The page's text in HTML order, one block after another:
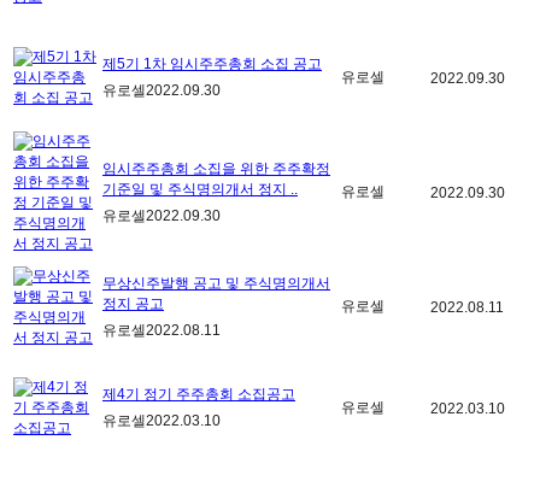
제5기 1차 임시주주총회 소집 공고
유로셀2022.09.30
유로셀 2022.09.30
임시주주총회 소집을 위한 주주확정
기준일 및 주식명의개서 정지 ..
유로셀2022.09.30
유로셀 2022.09.30
무상신주발행 공고 및 주식명의개서
정지 공고
유로셀2022.08.11
유로셀 2022.08.11
제4기 정기 주주총회 소집공고
유로셀2022.03.10
유로셀 2022.03.10